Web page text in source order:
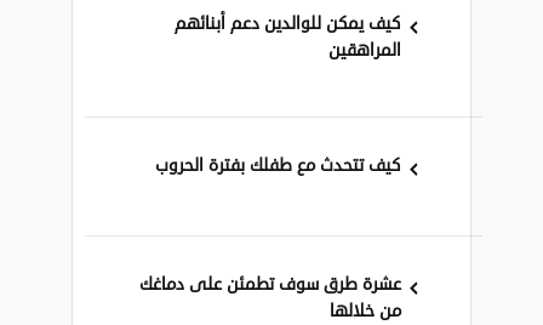
كيف يمكن للوالدين دعم أبنائهم
المراهقين
كيف تتحدث مع طفلك بفترة الحروب
عشرة طرق سوف تطمئن على دماغك
من خلالها